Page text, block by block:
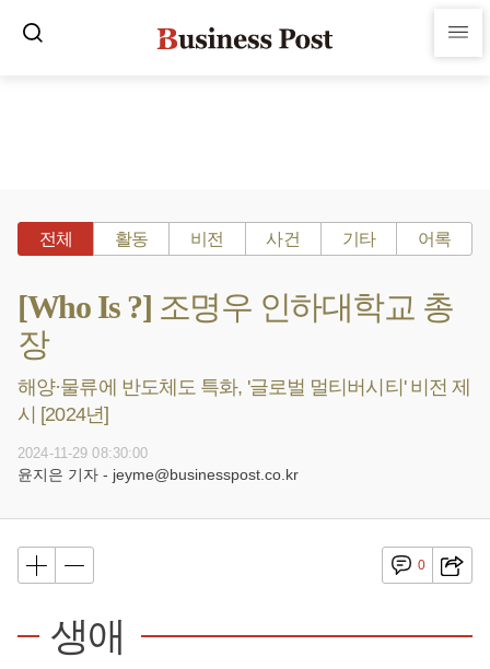
전체 활동 비전 사건 기타 어록
[Who Is ?] 조명우 인하대학교 총
장
해양·물류에 반도체도 특화, '글로벌 멀티버시티' 비전 제
시 [2024년]
2024-11-29 08:30:00
윤지은 기자 - jeyme@businesspost.co.kr
0
생애